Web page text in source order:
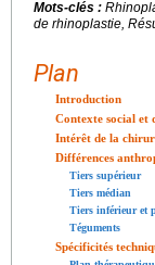
Mots-clés :
de rhinoplastie,
Plan
Introduction
Contexte social et
Intérêt de la
Différences
Tiers supérieur
Tiers médian
Tiers inférieur et
Téguments
Spécificités